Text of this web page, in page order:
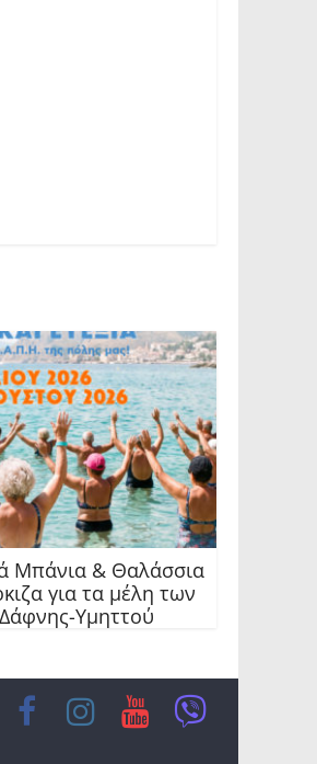
Μπάνια & Θαλάσσια
για τα μέλη των
Υμηττού